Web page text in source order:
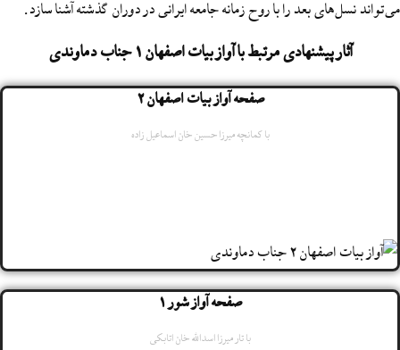
بعد را با روح زمانه جامعه ایرانی در دوران گذشته آشنا سازد.
مرتبط با آواز بیات اصفهان 1 جناب دماوندی
صفحه آواز بیات اصفهان 2
با کمانچه میرزا حسین خان اسماعیل زاده
صفحه آواز شور 1
با تار میرزا اسدالله خان اتابکی